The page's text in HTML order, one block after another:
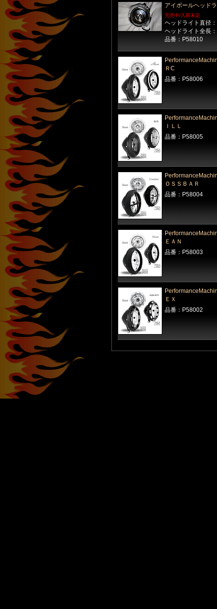
アイボールヘッド
完売中/入荷未定
ヘッドライト直径
ヘッドライト全長
品番：P58010
ＲC
品番：P58006
ＩＬＬ
品番：P58005
ＯＳＳＢＡＲ
品番：P58004
ＥＡＮ
品番：P58003
ＥＸ
品番：P58002